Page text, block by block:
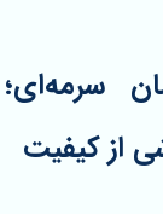
سرمه‌ای؛
از کیفیت